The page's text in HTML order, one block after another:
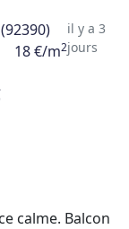
(92390)
18 €/m2
il y a 3
jours
calme. Balcon